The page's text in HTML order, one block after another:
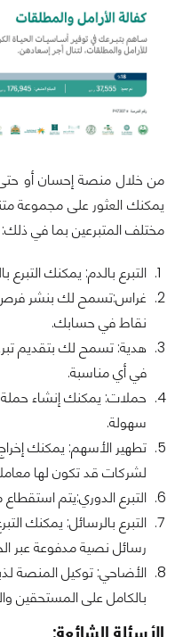
من خلال منصة إحسان أو
يمكنك العثور على مجموعة
مختلف المتبرعين بما في ذلك:
التبرع بالدم: يمكنك
غراس:تسمح لك بنشر فرص
نقاط في حسابك.
هدية: تسمح لك بتقديم
في أي مناسبة.
حملات: يمكنك إنشاء
سهولة.
تطهير الأسهم: يمكنك
لشركات قد تكون لها
التبرع الدوري:يتم
التبرع بالرسائل: يمكنك
رسائل نصية مدفوعة عبر
الأضاحي: توكيل المنصة
بالكامل على المستحقين